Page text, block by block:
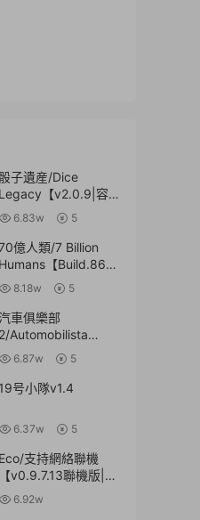
子遺産/Dice
Legacy【v2.0.9|容量
1.81GB|官方簡體中
文】
6.83w 5
億人類/7 Billion
Humans【Build.8644
735|容量227MB|官方
簡體中文】
8.18w 5
汽車俱樂部
2/Automobilista
2【v1.3.6.1|容量
79.6GB|官方原版英
文】
6.87w 5
19号小隊v1.4
6.37w 5
Eco/支持網絡聯機
【v0.9.7.13聯機版|容
量3.78GB|官方簡體中
文】
6.92w